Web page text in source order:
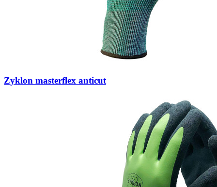
Zyklon masterflex anticut